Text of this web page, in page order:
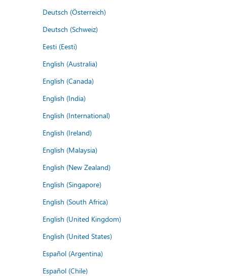
Deutsch (Österreich)
Deutsch (Schweiz)
Eesti (Eesti)
English (Australia)
English (Canada)
English (India)
English (International)
English (Ireland)
English (Malaysia)
English (New Zealand)
English (Singapore)
English (South Africa)
English (United Kingdom)
English (United States)
Español (Argentina)
Español (Chile)